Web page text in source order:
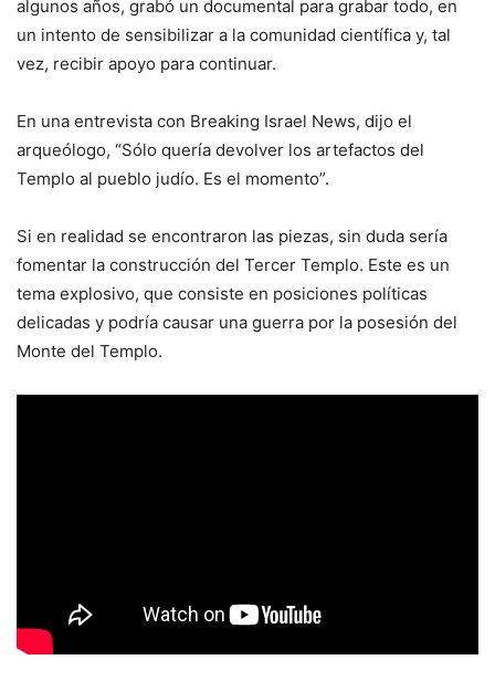
algunos años, grabó un documental para grabar todo, en
un intento de sensibilizar a la comunidad científica y, tal
vez, recibir apoyo para continuar.
En una entrevista con Breaking Israel News, dijo el
arqueólogo, “Sólo quería devolver los artefactos del
Templo al pueblo judío. Es el momento”.
Si en realidad se encontraron las piezas, sin duda sería
fomentar la construcción del Tercer Templo. Este es un
tema explosivo, que consiste en posiciones políticas
delicadas y podría causar una guerra por la posesión del
Monte del Templo.